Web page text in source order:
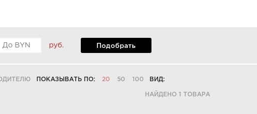
руб. Подобрать
ПОКАЗЫВАТЬ ПО: 20 50 100 ВИД:
НАЙДЕНО 1 ТОВАРА